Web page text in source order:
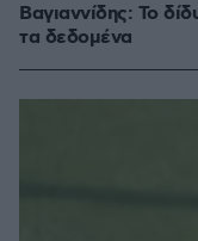
Βαγιαννίδης: Το
τα δεδομένα